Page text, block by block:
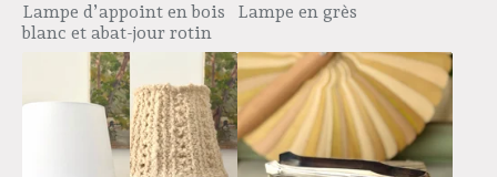
Lampe d’appoint en bois
blanc et abat-jour rotin
Lampe en grès